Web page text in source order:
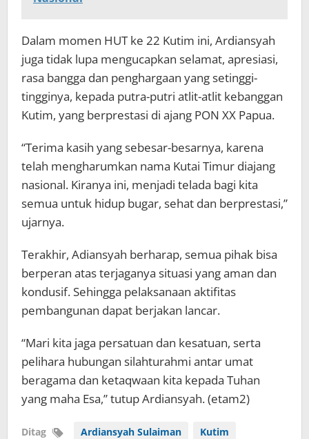
Dalam momen HUT ke 22 Kutim ini, Ardiansyah
juga tidak lupa mengucapkan selamat, apresiasi,
rasa bangga dan penghargaan yang setinggi-
tingginya, kepada putra-putri atlit-atlit kebanggan
Kutim, yang berprestasi di ajang PON XX Papua.
“Terima kasih yang sebesar-besarnya, karena
telah mengharumkan nama Kutai Timur diajang
nasional. Kiranya ini, menjadi telada bagi kita
semua untuk hidup bugar, sehat dan berprestasi,”
ujarnya.
Terakhir, Adiansyah berharap, semua pihak bisa
berperan atas terjaganya situasi yang aman dan
kondusif. Sehingga pelaksanaan aktifitas
pembangunan dapat berjakan lancar.
“Mari kita jaga persatuan dan kesatuan, serta
pelihara hubungan silahturahmi antar umat
beragama dan ketaqwaan kita kepada Tuhan
yang maha Esa,” tutup Ardiansyah. (etam2)
Ditag Ardiansyah Sulaiman Kutim